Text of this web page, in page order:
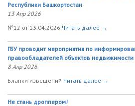
Республики Башкортостан
13 Апр 2026
№12 от 13.04.2026 Читать далее →
ГБУ проводит мероприятия по
правообладателей объектов недвижимости
8 Апр 2026
Бланки извещений Читать далее →
Не стань дроппером!